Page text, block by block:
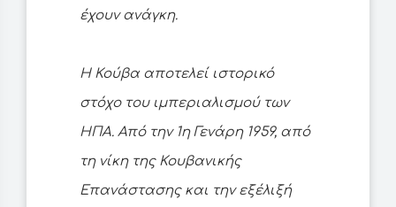
έχουν ανάγκη.
Η Κούβα αποτελεί ιστορικό
στόχο του ιμπεριαλισμού των
ΗΠΑ. Από την 1η Γενάρη 1959, από
τη νίκη της Κουβανικής
Επανάστασης και την εξέλιξή